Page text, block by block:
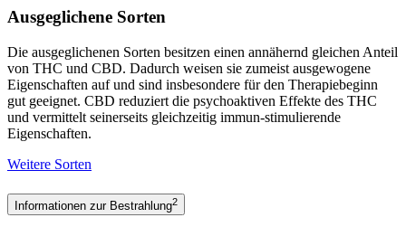
Ausgeglichene Sorten
Die ausgeglichenen Sorten besitzen einen annähernd gleichen Anteil
von THC und CBD. Dadurch weisen sie zumeist ausgewogene
Eigenschaften auf und sind insbesondere für den Therapiebeginn
gut geeignet. CBD reduziert die psychoaktiven Effekte des THC
und vermittelt seinerseits gleichzeitig immun-stimulierende
Eigenschaften.
Weitere Sorten
Informationen zur Bestrahlung2